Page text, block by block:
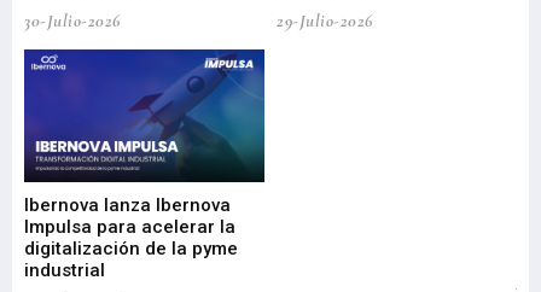
30-Julio-2026
29-Julio-2026
Ibernova lanza Ibernova
Impulsa para acelerar la
digitalización de la pyme
industrial